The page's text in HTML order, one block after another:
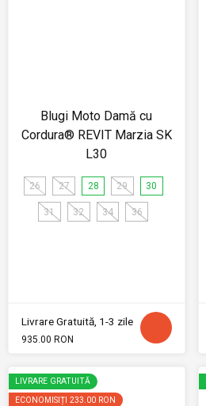
Blugi Moto Damă cu
Cordura® REVIT Marzia SK
L30
26 27 28 29 30
31 32 34 36
Livrare Gratuită, 1-3 zile
935.00 RON
LIVRARE GRATUITĂ
ECONOMISIȚI 233.00 RON